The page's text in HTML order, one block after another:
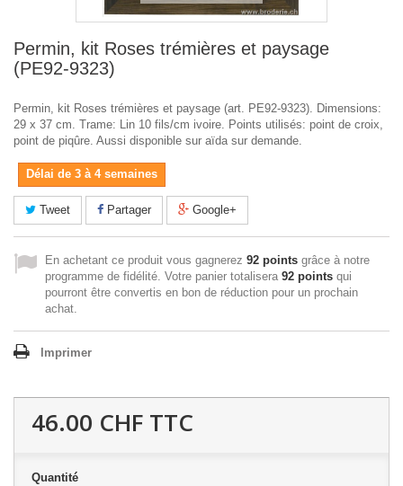
Permin, kit Roses trémières et paysage
(PE92-9323)
Permin, kit Roses trémières et paysage (art. PE92-9323). Dimensions:
29 x 37 cm. Trame: Lin 10 fils/cm ivoire. Points utilisés: point de croix,
point de piqûre. Aussi disponible sur aïda sur demande.
Délai de 3 à 4 semaines
Tweet Partager Google+
En achetant ce produit vous gagnerez 92 points grâce à notre
programme de fidélité. Votre panier totalisera 92 points qui
pourront être convertis en bon de réduction pour un prochain
achat.
Imprimer
46.00 CHF TTC
Quantité